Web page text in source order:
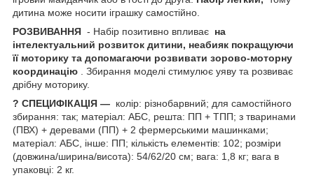
дитина може носити іграшку самостійно.
РОЗВИВАННЯ - Набір позитивно впливає на
інтелектуальний розвиток дитини, неабияк покращуючи
її моторику та допомагаючи розвивати зорово-моторну
координацію . Збирання моделі стимулює уяву та розвиває
дрібну моторику.
? СПЕЦИФІКАЦІЯ — колір: різнобарвний; для самостійного
збирання: так; матеріал: АБС, решта: ПП + ТПП; з тваринами
(ПВХ) + деревами (ПП) + 2 фермерськими машинками;
матеріал: АБС, інше: ПП; кількість елементів: 102; розміри
(довжина/ширина/висота): 54/62/20 см; вага: 1,8 кг; вага в
упаковці: 2 кг.